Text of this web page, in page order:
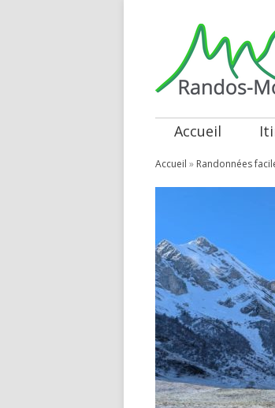
Accueil
Accueil » Randonnées